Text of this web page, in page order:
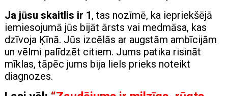
Ja jūsu skaitlis ir 1 , tas nozīmē, ka iepriekšējā
iemiesojumā jūs bijāt ārsts vai medmāsa, kas
dzīvoja Ķīnā. Jūs izcēlās ar augstām ambīcijām
un vēlmi palīdzēt citiem. Jums patika risināt
mīklas, tāpēc jums bija liels prieks noteikt
diagnozes.